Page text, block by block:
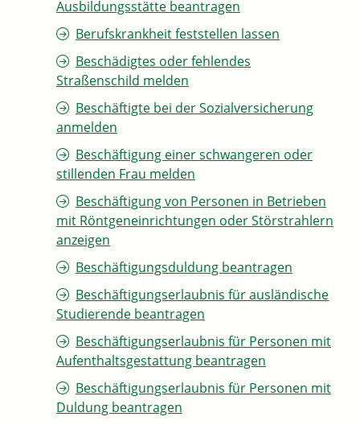
Ausbildungsstätte beantragen
Berufskrankheit feststellen lassen
Beschädigtes oder fehlendes
Straßenschild melden
Beschäftigte bei der Sozialversicherung
anmelden
Beschäftigung einer schwangeren oder
stillenden Frau melden
Beschäftigung von Personen in Betrieben
mit Röntgeneinrichtungen oder Störstrahlern
anzeigen
Beschäftigungsduldung beantragen
Beschäftigungserlaubnis für ausländische
Studierende beantragen
Beschäftigungserlaubnis für Personen mit
Aufenthaltsgestattung beantragen
Beschäftigungserlaubnis für Personen mit
Duldung beantragen